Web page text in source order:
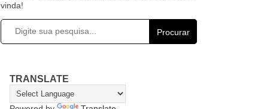
vinda!
Procurar
TRANSLATE